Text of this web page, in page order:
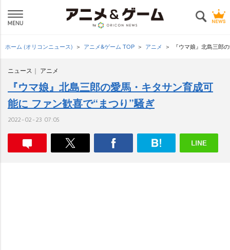
ホーム (オリコンニュース) アニメ&ゲーム TOP アニメ 『ウマ娘』北島三郎
ニュース アニメ
『ウマ娘』北島三郎の愛馬・キタサン育成可
能に ファン歓喜で“まつり”騒ぎ
2022-02-23 07:05